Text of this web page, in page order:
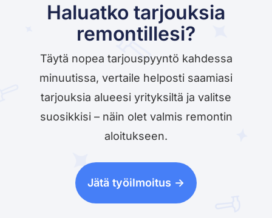
Haluatko tarjouksia
remontillesi?
Täytä nopea tarjouspyyntö kahdessa
minuutissa, vertaile helposti saamiasi
tarjouksia alueesi yrityksiltä ja valitse
suosikkisi – näin olet valmis remontin
aloitukseen.
Jätä työilmoitus ->